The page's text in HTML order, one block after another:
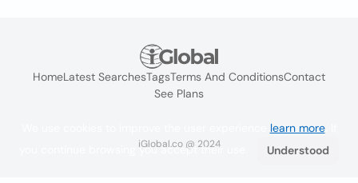
HomeLatest SearchesTagsTerms And ConditionsContact
See Plans
iGlobal.co @ 2024
learn more. If
you continue browsing you accept their use.
Understood